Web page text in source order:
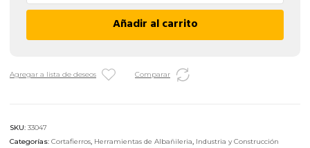
Tramontina
8"
200
Añadir al carrito
Agregar a lista de deseos Comparar
SKU: 33047
Categorías: Cortafierros, Herramientas de Albañileria, Industria y Construcción